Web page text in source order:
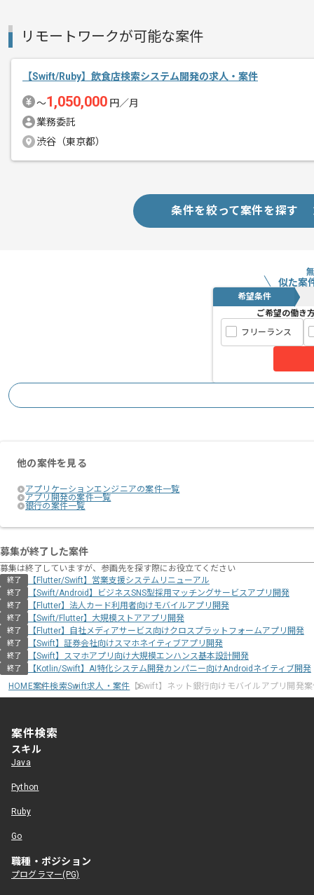
基本的には一部リモート作業を見込んで
リモートワークが可能な案件
【Swift/Ruby】飲食店検索システム開発の求人・案件
〜1,050,000 円／月
業務委託
渋谷（東京都）
条件を絞って案件を探す
似た案
希望条件
ご希望の働き
フリーランス
他の案件を見る
アプリケーションエンジニアの案件一覧
アプリ開発の案件一覧
銀行の案件一覧
募集が終了した案件
募集は終了していますが、参画先を探す際にお役立てください
終了 【Flutter/Swift】営業支援システムリニューアル
終了 【Swift/Android】ビジネスSNS型採用マッチングサービスアプリ開発
終了 【Flutter】法人カード利用者向けモバイルアプリ開発
終了 【Swift/Flutter】大規模ストアアプリ開発
終了 【Flutter】自社メディアサービス向けクロスプラットフォームアプリ開発
終了 【Swift】証券会社向けスマホネイティブアプリ開発
終了 【Swift】スマホアプリ向け大規模エンハンス基本設計開発
終了
【Kotlin/Swift】AI特化システム開発カンパニー向けAndroidネイティブ開発
HOME案件検索Swift求人・案件 【Swift】ネット銀行向けモバイルアプリ開発
案件検索
スキル
Java
Python
Ruby
Go
職種・ポジション
プログラマー(PG)